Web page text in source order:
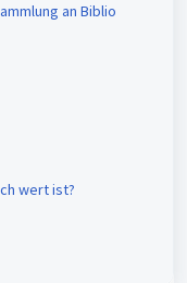
an Biblio
wert ist?